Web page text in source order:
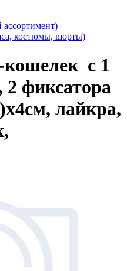
костюмы, шорты)
с 1
фиксатора
лайкра,